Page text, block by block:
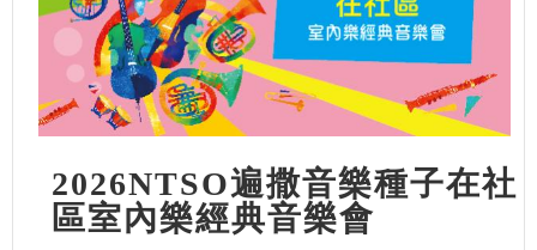
2026NTSO遍撒音樂種子在社
區室內樂經典音樂會